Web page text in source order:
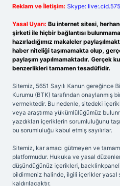
Reklam ve İletişim: Skype:
Yasal Uyarı: Bu internet sitesi,
şirketi ile hiçbir bağlantısı
hazırladığımız makaleler
haber niteliği taşımamakta olup,
paylaşım yapılmamaktadır. Gerçek
benzerlikleri tamamen tesadüfidir.
Sitemiz, 5651 Sayılı Kanun gereğince
Kurumu (BTK) tarafından onaylanmış
vermektedir. Bu nedenle, sitedeki
veya araştırma yükümlülüğümüz
yazdıkları içeriklerin sorumluluğunu
bu sorumluluğu kabul etmiş sayılırlar.
Sitemiz, kar amacı gütmeyen ve
platformudur. Hukuka ve yasal
düşündüğünüz içerikleri,
bildirmeniz halinde, ilgili içerikler yasal
kaldırılacaktır.